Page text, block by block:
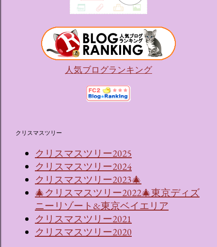
人気ブログランキング
クリスマスツリー
クリスマスツリー2025
クリスマスツリー2024
クリスマスツリー2023🎄
🎄クリスマスツリー2022🎄東京ディズ
ニーリゾート&東京ベイエリア
クリスマスツリー2021
クリスマスツリー2020